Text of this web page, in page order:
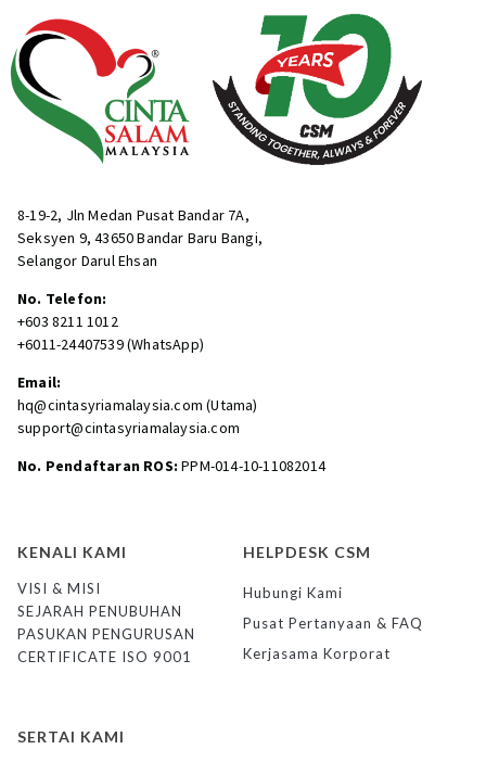
8-19-2, Jln Medan Pusat Bandar 7A,
Seksyen 9, 43650 Bandar Baru Bangi,
Selangor Darul Ehsan
No. Telefon:
+603 8211 1012
+6011-24407539 (WhatsApp)
Email:
hq@cintasyriamalaysia.com (Utama)
support@cintasyriamalaysia.com
No. Pendaftaran ROS: PPM-014-10-11082014
KENALI KAMI
VISI & MISI
SEJARAH PENUBUHAN
PASUKAN PENGURUSAN
CERTIFICATE ISO 9001
HELPDESK CSM
Hubungi Kami
Pusat Pertanyaan & FAQ
Kerjasama Korporat
SERTAI KAMI